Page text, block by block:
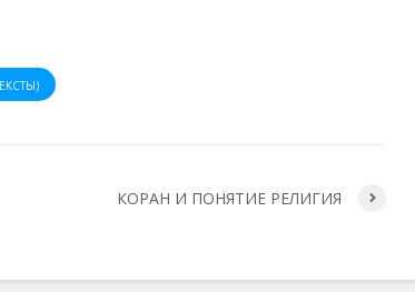
КОРАН И ПОНЯТИЕ РЕЛИГИЯ